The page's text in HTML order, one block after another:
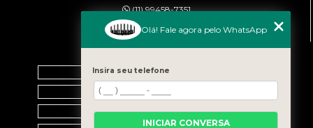
(11) 99458-7351
cursoabtrans@gmail.com
Home
Empresa
Galeria
Olá! Fale agora pelo WhatsApp
Insira seu telefone
INICIAR CONVERSA